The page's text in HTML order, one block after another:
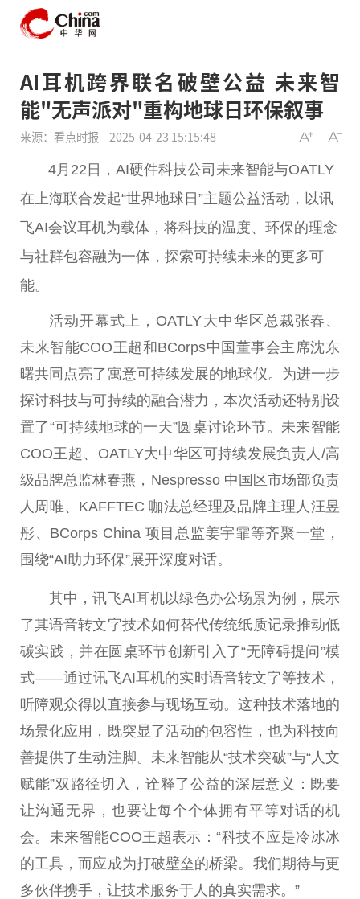
AI耳机跨界联名破壁公益 未来智
能"无声派对"重构地球日环保叙事
来源：看点时报 2025-04-23 15:15:48
4月22日，AI硬件科技公司未来智能与OATLY
在上海联合发起“世界地球日”主题公益活动，以讯
飞AI会议耳机为载体，将科技的温度、环保的理念
与社群包容融为一体，探索可持续未来的更多可
能。
活动开幕式上，OATLY大中华区总裁张春、
未来智能COO王超和BCorps中国董事会主席沈东
曙共同点亮了寓意可持续发展的地球仪。为进一步
探讨科技与可持续的融合潜力，本次活动还特别设
置了“可持续地球的一天”圆桌讨论环节。未来智能
COO王超、OATLY大中华区可持续发展负责人/高
级品牌总监林春燕，Nespresso 中国区市场部负责
人周唯、KAFFTEC 咖法总经理及品牌主理人汪昱
彤、BCorps China 项目总监姜宇霏等齐聚一堂，
围绕“AI助力环保”展开深度对话。
其中，讯飞AI耳机以绿色办公场景为例，展示
了其语音转文字技术如何替代传统纸质记录推动低
碳实践，并在圆桌环节创新引入了“无障碍提问”模
式——通过讯飞AI耳机的实时语音转文字等技术，
听障观众得以直接参与现场互动。这种技术落地的
场景化应用，既突显了活动的包容性，也为科技向
善提供了生动注脚。未来智能从“技术突破”与“人文
赋能”双路径切入，诠释了公益的深层意义：既要
让沟通无界，也要让每个个体拥有平等对话的机
会。未来智能COO王超表示：“科技不应是冷冰冰
的工具，而应成为打破壁垒的桥梁。我们期待与更
多伙伴携手，让技术服务于人的真实需求。”